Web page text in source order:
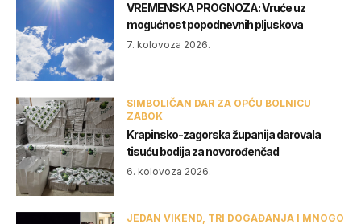
VREMENSKA PROGNOZA: Vruće uz
mogućnost popodnevnih pljuskova
7. kolovoza 2026.
SIMBOLIČAN DAR ZA OPĆU BOLNICU
ZABOK
Krapinsko-zagorska županija darovala
tisuću bodija za novorođenčad
6. kolovoza 2026.
JEDAN VIKEND, TRI DOGAĐANJA I MNOGO